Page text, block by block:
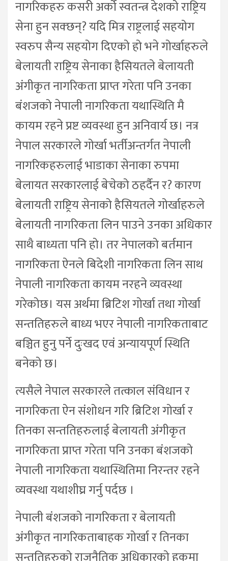
नागरिकहरु कसरी अर्को स्वतन्त्र देशको राष्ट्रिय
सेना हुन सक्छन्? यदि मित्र राष्ट्रलाई सहयोग
स्वरुप सैन्य सहयोग दिएको हो भने गोर्खाहरुले
बेलायती राष्ट्रिय सेनाका हैसियतले बेलायती
अंगीकृत नागरिकता प्राप्त गरेता पनि उनका
बंशजको नेपाली नागरिकता यथास्थिति मै
कायम रहने प्रष्ट व्यवस्था हुन अनिवार्य छ। नत्र
नेपाल सरकारले गोर्खा भर्तीअन्तर्गत नेपाली
नागरिकहरुलाई भाडाका सेनाका रुपमा
बेलायत सरकारलाई बेचेको ठहर्दैन र? कारण
बेलायती राष्ट्रिय सेनाको हैसियतले गोर्खाहरुले
बेलायती नागरिकता लिन पाउने उनका अधिकार
साथै बाध्यता पनि हो। तर नेपालको बर्तमान
नागरिकता ऐनले बिदेशी नागरिकता लिन साथ
नेपाली नागरिकता कायम नरहने व्यवस्था
गरेकोछ। यस अर्थमा ब्रिटिश गोर्खा तथा गोर्खा
सन्ततिहरुले बाध्य भएर नेपाली नागरिकताबाट
बञ्चित हुनु पर्ने दुःखद एवं अन्यायपूर्ण स्थिति
बनेको छ।
त्यसैले नेपाल सरकारले तत्काल संविधान र
नागरिकता ऐन संशोधन गरि ब्रिटिश गोर्खा र
तिनका सन्ततिहरुलाई बेलायती अंगीकृत
नागरिकता प्राप्त गरेता पनि उनका बंशजको
नेपाली नागरिकता यथास्थितिमा निरन्तर रहने
व्यवस्था यथाशीघ्र गर्नु पर्दछ ।
नेपाली बंशजको नागरिकता र बेलायती
अंगीकृत नागरिकताबाहक गोर्खा र तिनका